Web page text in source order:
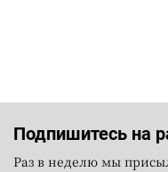
Подпишитесь на
Раз в неделю мы